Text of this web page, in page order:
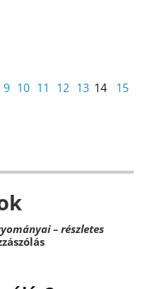
9 10 11 12 13 14
15
– részletes